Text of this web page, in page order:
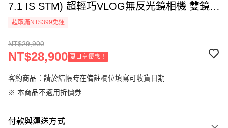
7.1 IS STM) 超輕巧VLOG無反光鏡相機 雙鏡組
黑色 公司貨
超取滿NT$399免運
NT$29,900
NT$28,900 夏日享優惠！
客約商品：請於結帳時在備註欄位填寫可收貨日期
※ 本商品不適用折價券
付款與運送方式